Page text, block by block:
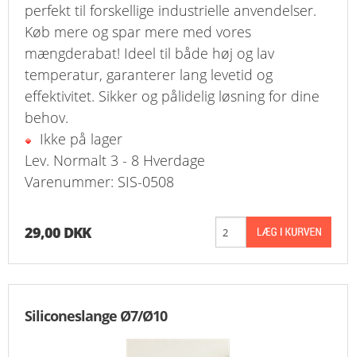
perfekt til forskellige industrielle anvendelser.
Køb mere og spar mere med vores
mængderabat! Ideel til både høj og lav
temperatur, garanterer lang levetid og
effektivitet. Sikker og pålidelig løsning for dine
behov.
Ikke på lager
Lev. Normalt 3 - 8 Hverdage
Varenummer: SIS-0508
29,00 DKK
Siliconeslange Ø7/Ø10